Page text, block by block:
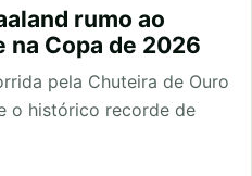
rumo ao
na Copa de 2026
pela Chuteira de Ouro
o histórico recorde de